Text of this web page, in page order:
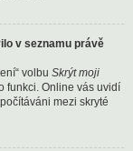
v seznamu právě
volbu Skrýt moji
funkci. Online vás uvidí
mezi skryté